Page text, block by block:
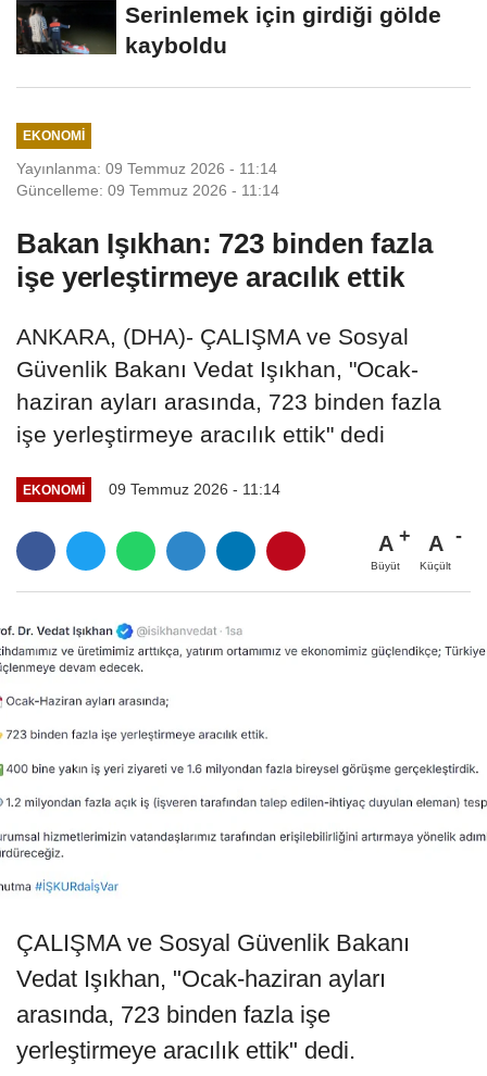
Serinlemek için girdiği gölde
kayboldu
EKONOMI
Yayınlanma: 09 Temmuz 2026 - 11:14
Güncelleme: 09 Temmuz 2026 - 11:14
Bakan Işıkhan: 723 binden fazla
işe yerleştirmeye aracılık ettik
ANKARA, (DHA)- ÇALIŞMA ve Sosyal
Güvenlik Bakanı Vedat Işıkhan, "Ocak-
haziran ayları arasında, 723 binden fazla
işe yerleştirmeye aracılık ettik" dedi
EKONOMI 09 Temmuz 2026 - 11:14
A
Büyüt
A
Küçült
ÇALIŞMA ve Sosyal Güvenlik Bakanı
Vedat Işıkhan, "Ocak-haziran ayları
arasında, 723 binden fazla işe
yerleştirmeye aracılık ettik" dedi.